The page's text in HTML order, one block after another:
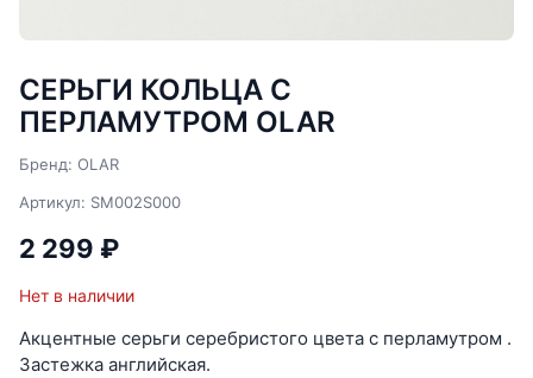
СЕРЬГИ КОЛЬЦА С
ПЕРЛАМУТРОМ OLAR
Бренд: OLAR
Артикул: SM002S000
2 299 ₽
Нет в наличии
Акцентные серьги серебристого цвета с перламутром .
Застежка английская.